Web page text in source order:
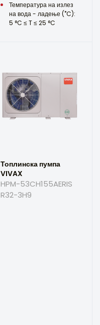
Температура на излез
на вода - ладење (˚C):
5 °C ≤ T ≤ 25 °C
Топлинска пумпа
VIVAX
HPM-53CH155AERIS
R32-3H9